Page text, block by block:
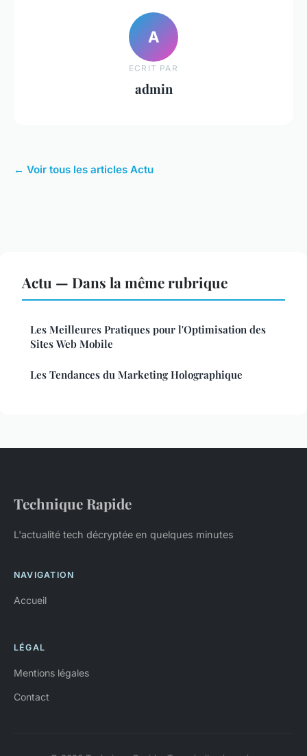
A
ECRIT PAR
admin
← Voir tous les articles Actu
Actu — Dans la même rubrique
Les Meilleures Pratiques pour l'Optimisation des
Sites Web Mobile
Les Tendances du Marketing Holographique
Technique Rapide
L'actualité tech décryptée en quelques minutes
NAVIGATION
Accueil
LÉGAL
Mentions légales
Contact